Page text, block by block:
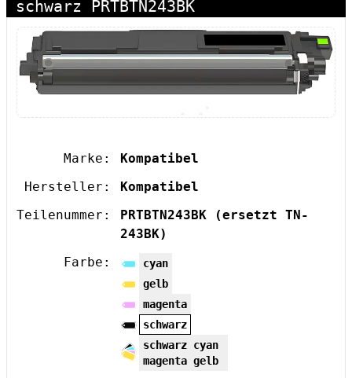
schwarz PRTBTN243BK
Marke:
Kompatibel
Hersteller:
Kompatibel
Teilenummer:
PRTBTN243BK
(ersetzt TN-
243BK)
Farbe:
cyan
gelb
magenta
schwarz
schwarz cyan
magenta gelb